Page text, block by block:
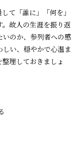
て「誰に」「何を」
故人の生涯を振り返
いのか、参列者への感
い、穏やかで心温ま
理しておきましょ